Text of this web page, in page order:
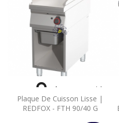
Plaque De Cuisson Lisse |
REDFOX - FTH 90/40 G
 Aperçu rapide